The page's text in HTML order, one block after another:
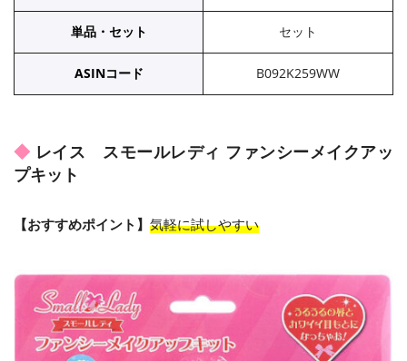
単品・セット セット
ASINコード B092K259WW
レイス スモールレディ ファンシーメイクアッ
プキット
【おすすめポイント】 気軽に試しやすい